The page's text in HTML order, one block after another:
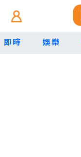
即時 娛樂